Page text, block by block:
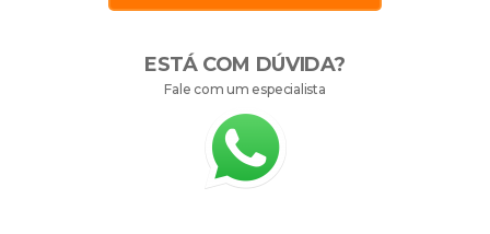
ESTÁ COM DÚVIDA?
Fale com um especialista